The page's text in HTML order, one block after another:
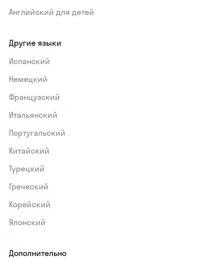
Английский для детей
Другие языки
Испанский
Немецкий
Французский
Итальянский
Португальский
Китайский
Турецкий
Греческий
Корейский
Японский
Дополнительно